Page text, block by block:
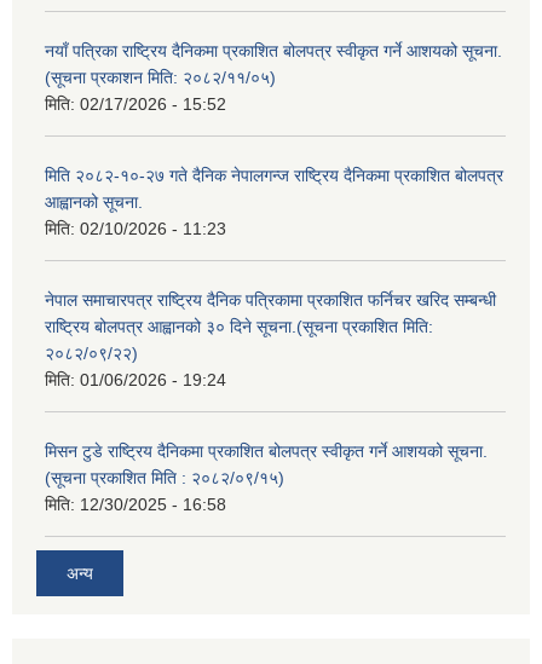
नयाँ पत्रिका राष्ट्रिय दैनिकमा प्रकाशित बोलपत्र स्वीकृत गर्ने आशयको सूचना.
(सूचना प्रकाशन मिति: २०८२/११/०५)
मिति: 02/17/2026 - 15:52
मिति २०८२-१०-२७ गते दैनिक नेपालगन्ज राष्ट्रिय दैनिकमा प्रकाशित बोलपत्र
आह्वानको सूचना.
मिति: 02/10/2026 - 11:23
नेपाल समाचारपत्र राष्ट्रिय दैनिक पत्रिकामा प्रकाशित फर्निचर खरिद सम्बन्धी
राष्ट्रिय बोलपत्र आह्वानको ३० दिने सूचना.(सूचना प्रकाशित मिति:
२०८२/०९/२२)
मिति: 01/06/2026 - 19:24
मिसन टुडे राष्ट्रिय दैनिकमा प्रकाशित बोलपत्र स्वीकृत गर्ने आशयको सूचना.
(सूचना प्रकाशित मिति : २०८२/०९/१५)
मिति: 12/30/2025 - 16:58
अन्य